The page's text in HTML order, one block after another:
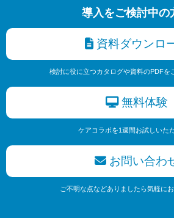
導入をご検討中の
資料ダウンロ
検討に役に立つカタログや資料のPDFを
無料体験
ケアコラボを1週間お試しいた
お問い合わ
ご不明な点などありましたら気軽に